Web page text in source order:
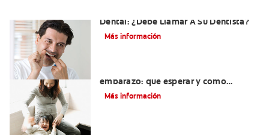
Dental: ¿Debe Llamar A Su Dentista?
Más información
embarazo: qué esperar y cómo
tratarlos
Más información